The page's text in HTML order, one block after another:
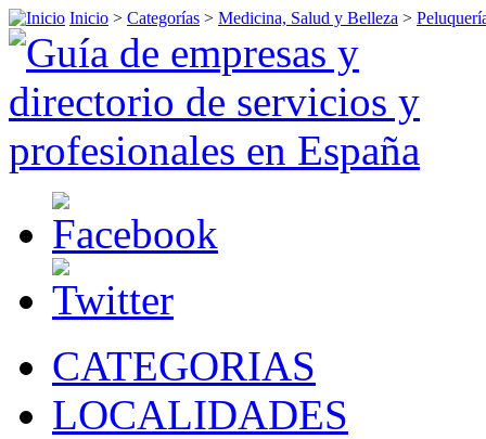
Inicio > Categorías > Medicina, Salud y Belleza >
CATEGORIAS
LOCALIDADES